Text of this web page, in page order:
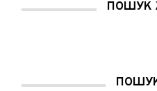
ПОШУК